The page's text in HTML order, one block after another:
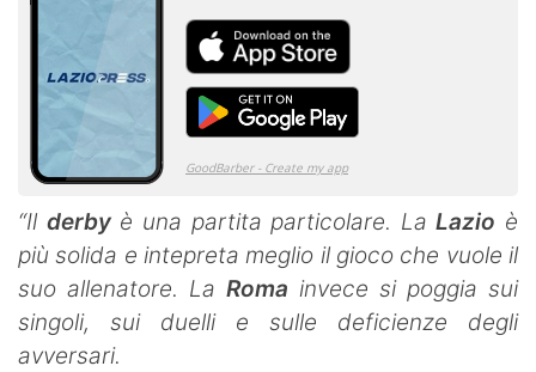
“Il derbyè una partita particolare. LaLazio è
più solida e intepreta meglio il gioco che vuole il
suo allenatore. La Roma invece si poggia sui
singoli, sui duelli e sulle deficienze degli
avversari.